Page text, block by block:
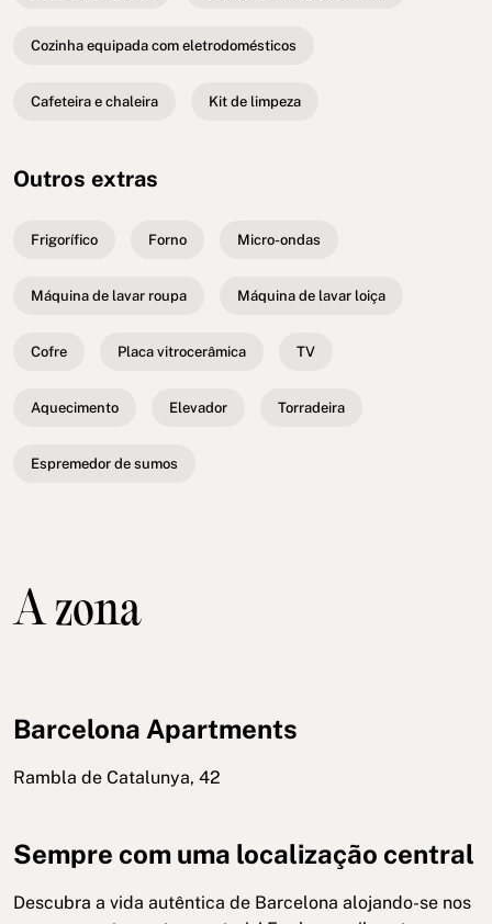
Cozinha equipada com eletrodomésticos
Cafeteira e chaleira Kit de limpeza
Outros extras
Frigorífico Forno Micro-ondas
Máquina de lavar roupa Máquina de lavar loiça
Cofre Placa vitrocerâmica TV
Aquecimento Elevador Torradeira
Espremedor de sumos
A zona
Barcelona Apartments
Rambla de Catalunya, 42
Sempre com uma localização central
Descubra a vida autêntica de Barcelona alojando-se nos